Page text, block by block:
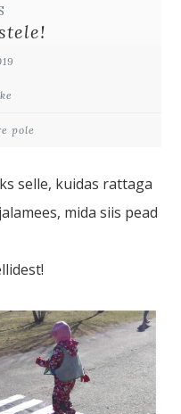
pole
selle, kuidas rattaga
mida siis pead